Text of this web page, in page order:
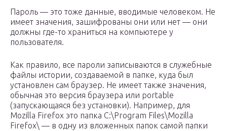
Пароль — это тоже данные, вводимые человеком. Не
имеет значения, зашифрованы они или нет — они
должны где-то храниться на компьютере у
пользователя.
Как правило, все пароли записываются в служебные
файлы истории, создаваемой в папке, куда был
установлен сам браузер. Не имеет также значения,
обычная это версия браузера или portable
(запускающаяся без установки). Например, для
Mozilla Firefox это папка C:\Program Files\Mozilla
Firefox\ — в одну из вложенных папок самой папки